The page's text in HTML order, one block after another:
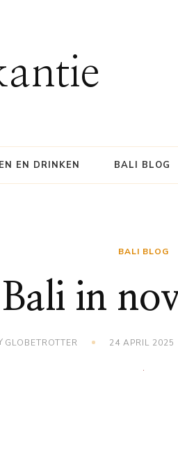
EN DRINKEN BALI BLOG
BALI BLOG
Bali in
GLOBETROTTER 24 APRIL 2025